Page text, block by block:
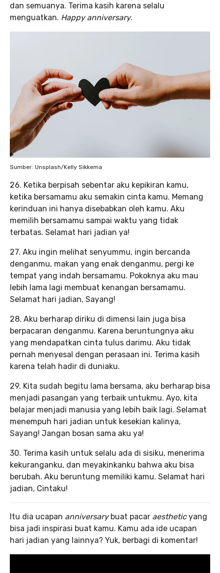
dan semuanya. Terima kasih karena selalu
menguatkan. Happy anniversary.
Sumber: Unsplash/Kelly Sikkema
26. Ketika berpisah sebentar aku kepikiran kamu,
ketika bersamamu aku semakin cinta kamu. Memang
kerinduan ini hanya disebabkan oleh kamu. Aku
memilih bersamamu sampai waktu yang tidak
terbatas. Selamat hari jadian ya!
27. Aku ingin melihat senyummu, ingin bercanda
denganmu, makan yang enak denganmu, pergi ke
tempat yang indah bersamamu. Pokoknya aku mau
lebih lama lagi membuat kenangan bersamamu.
Selamat hari jadian, Sayang!
28. Aku berharap diriku di dimensi lain juga bisa
berpacaran denganmu. Karena beruntungnya aku
yang mendapatkan cinta tulus darimu. Aku tidak
pernah menyesal dengan perasaan ini. Terima kasih
karena telah hadir di duniaku.
29. Kita sudah begitu lama bersama, aku berharap bisa
menjadi pasangan yang terbaik untukmu. Ayo, kita
belajar menjadi manusia yang lebih baik lagi. Selamat
menempuh hari jadian untuk kesekian kalinya,
Sayang! Jangan bosan sama aku ya!
30. Terima kasih untuk selalu ada di sisiku, menerima
kekuranganku, dan meyakinkanku bahwa aku bisa
berubah. Aku beruntung memiliki kamu. Selamat hari
jadian, Cintaku!
Itu dia ucapan anniversarybuat pacar aestheticyang
bisa jadi inspirasi buat kamu. Kamu ada ide ucapan
hari jadian yang lainnya? Yuk, berbagi di komentar!